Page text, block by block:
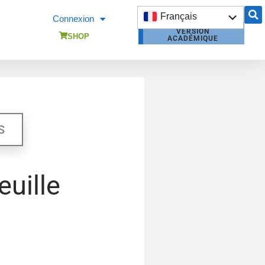
Français
English
VERSION
ACADÉMIQUE
Connexion
SHOP